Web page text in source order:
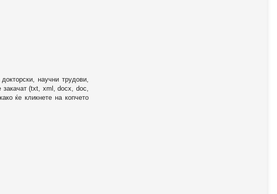
научни трудови,
закачат (txt, xml, docx, doc,
ќе кликнете на копчето